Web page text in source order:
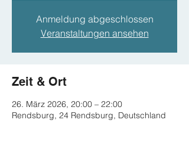
Anmeldung abgeschlossen
Veranstaltungen ansehen
Zeit & Ort
26. März 2026, 20:00 – 22:00
Rendsburg, 24 Rendsburg, Deutschland